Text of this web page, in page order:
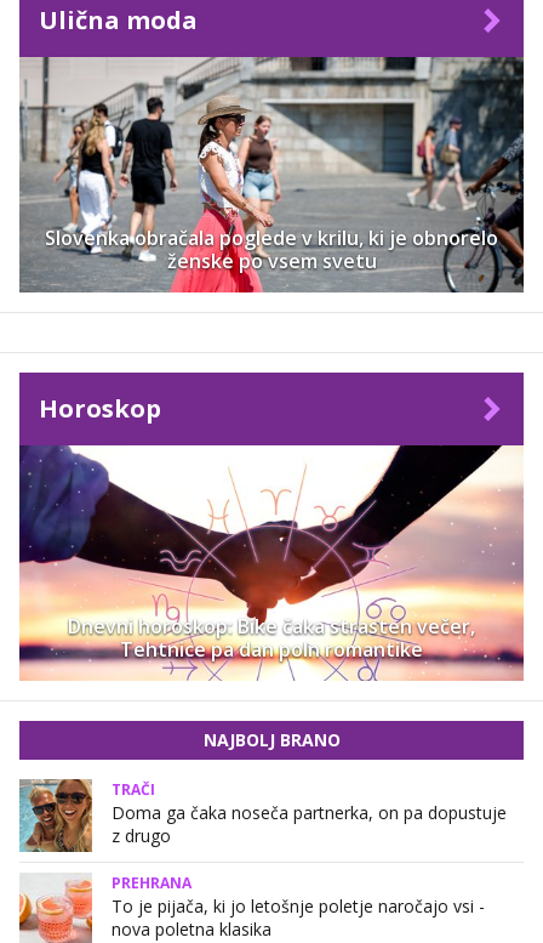
Ulična moda
Slovenka obračala poglede v krilu, ki je obnorelo
ženske po vsem svetu
Horoskop
Dnevni horoskop: Bike čaka strasten večer,
Tehtnice pa dan poln romantike
NAJBOLJ BRANO
TRAČI
Doma ga čaka noseča partnerka, on pa dopustuje
z drugo
PREHRANA
To je pijača, ki jo letošnje poletje naročajo vsi -
nova poletna klasika